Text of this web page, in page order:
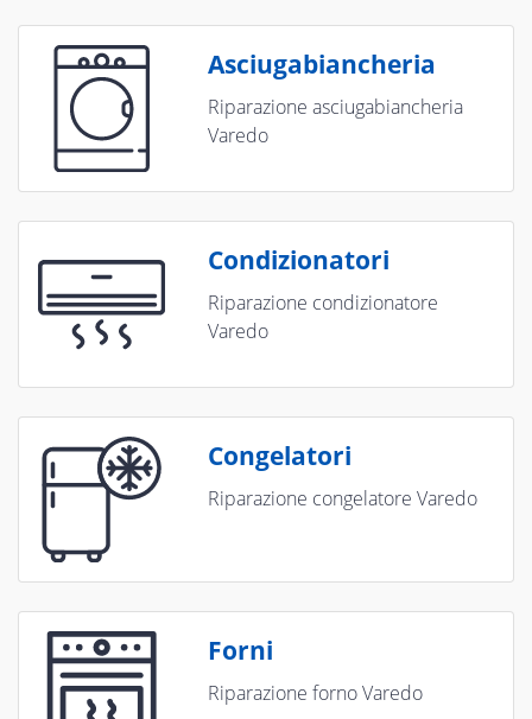
Asciugabiancheria
Riparazione asciugabiancheria
Varedo
Condizionatori
Riparazione condizionatore
Varedo
Congelatori
Riparazione congelatore Varedo
Forni
Riparazione forno Varedo